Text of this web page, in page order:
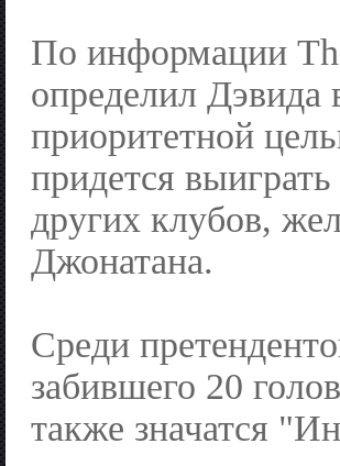
По информации
определил Дэвида
приоритетной
придется
других клубов,
Джонатана.
Среди
забившего 20
также значатся